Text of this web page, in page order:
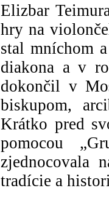
Elizbar
hry na
stal mníchom
diakona a v
dokončil v
biskupom,
Krátko pred
pomocou
zjednocovala
tradície a